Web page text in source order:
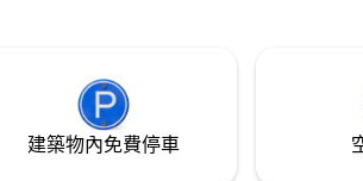
建築物內免費停車